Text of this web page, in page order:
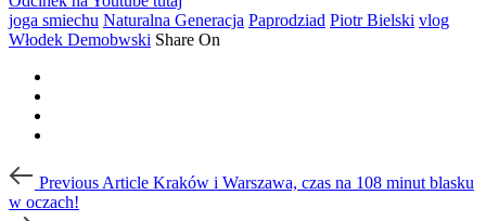
joga smiechu Naturalna Generacja Paprodziad Piotr Bielski vlog
Włodek Demobwski Share On
Post
navigation
Article
Previous Article Kraków i Warszawa, czas na 108 minut blasku
w oczach!